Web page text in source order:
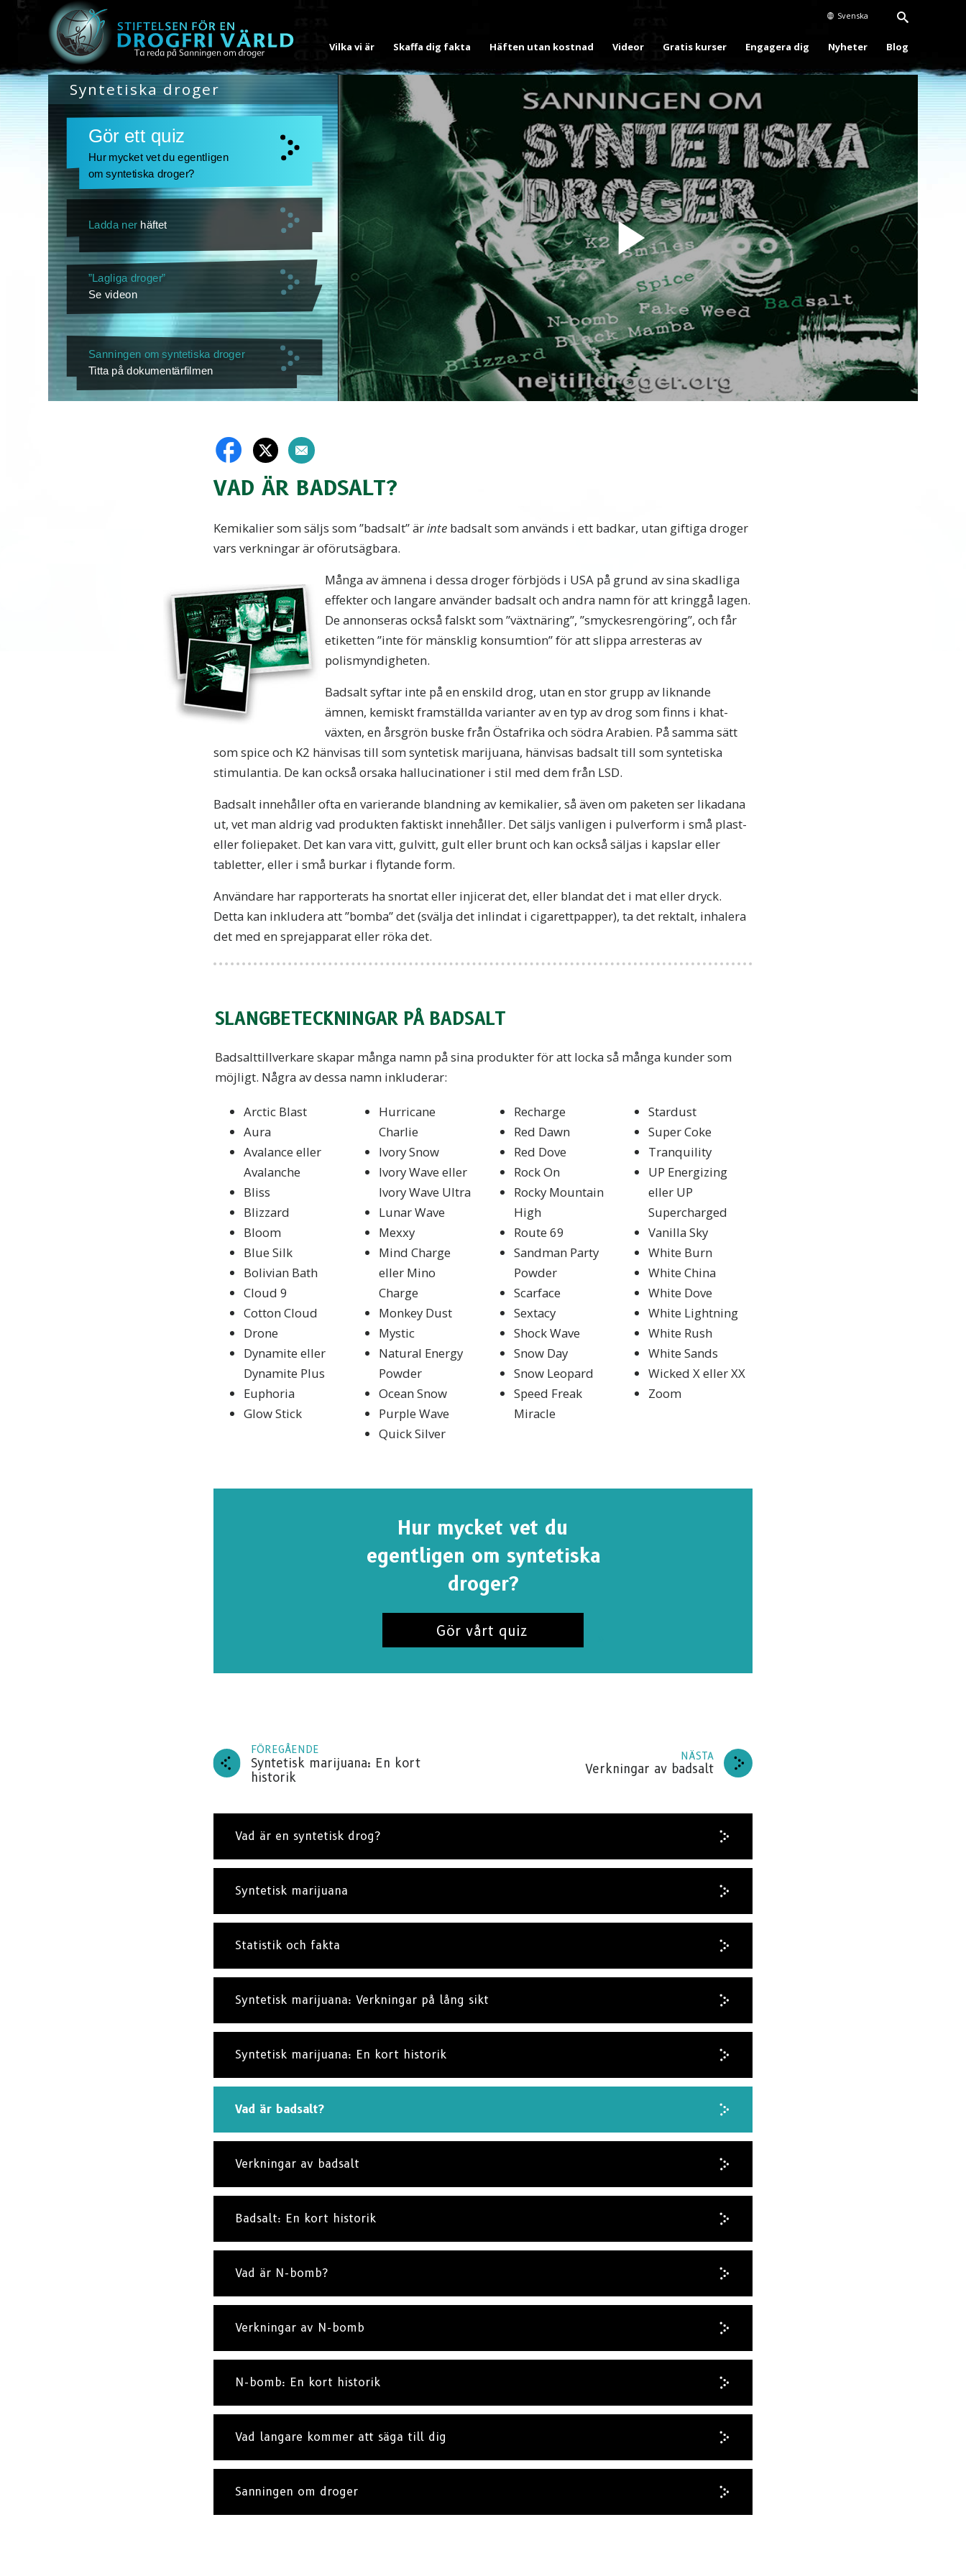
Svenska
Vilka vi är Skaffa dig fakta Häften utan kostnad Videor Gratis kurser Engagera dig Nyheter Blog
Play
Video
Syntetiska droger
Gör ett quiz
Hur mycket vet du egentligen
om syntetiska droger?
Ladda ner häftet
”Lagliga droger”
Se videon
Sanningen om syntetiska droger
Titta på dokumentärfilmen
VAD ÄR BADSALT?
Kemikalier som säljs som ”badsalt” ärinte badsalt som används i ett badkar, utan giftiga droger
vars verkningar är oförutsägbara.
Många av ämnena i dessa droger förbjöds i USA på grund av sina skadliga
effekter och langare använder badsalt och andra namn för att kringgå lagen.
De annonseras också falskt som ”växtnäring”, ”smyckesrengöring”, och får
etiketten ”inte för mänsklig konsumtion” för att slippa arresteras av
polismyndigheten.
Badsalt syftar inte på en enskild drog, utan en stor grupp av liknande
ämnen, kemiskt framställda varianter av en typ av drog som finns i khat-
växten, en årsgrön buske från Östafrika och södra Arabien. På samma sätt
som spice och K2 hänvisas till som syntetisk marijuana, hänvisas badsalt till som syntetiska
stimulantia. De kan också orsaka hallucinationer i stil med dem från LSD.
Badsalt innehåller ofta en varierande blandning av kemikalier, så även om paketen ser likadana
ut, vet man aldrig vad produkten faktiskt innehåller. Det säljs vanligen i pulverform i små plast-
eller foliepaket. Det kan vara vitt, gulvitt, gult eller brunt och kan också säljas i kapslar eller
tabletter, eller i små burkar i flytande form.
Användare har rapporterats ha snortat eller injicerat det, eller blandat det i mat eller dryck.
Detta kan inkludera att ”bomba” det (svälja det inlindat i cigarettpapper), ta det rektalt, inhalera
det med en sprejapparat eller röka det.
SLANGBETECKNINGAR PÅ BADSALT
Badsalttillverkare skapar många namn på sina produkter för att locka så många kunder som
möjligt. Några av dessa namn inkluderar:
Arctic Blast
Aura
Avalance eller
Avalanche
Bliss
Blizzard
Bloom
Blue Silk
Bolivian Bath
Cloud 9
Cotton Cloud
Drone
Dynamite eller
Dynamite Plus
Euphoria
Glow Stick
Hurricane
Charlie
Ivory Snow
Ivory Wave eller
Ivory Wave Ultra
Lunar Wave
Mexxy
Mind Charge
eller Mino
Charge
Monkey Dust
Mystic
Natural Energy
Powder
Ocean Snow
Purple Wave
Quick Silver
Recharge
Red Dawn
Red Dove
Rock On
Rocky Mountain
High
Route 69
Sandman Party
Powder
Scarface
Sextacy
Shock Wave
Snow Day
Snow Leopard
Speed Freak
Miracle
Stardust
Super Coke
Tranquility
UP Energizing
eller UP
Supercharged
Vanilla Sky
White Burn
White China
White Dove
White Lightning
White Rush
White Sands
Wicked X eller XX
Zoom
Hur mycket vet du
egentligen om syntetiska
droger?
Gör vårt quiz
FÖREGÅENDE
Syntetisk marijuana: En kort
historik
NÄSTA
Verkningar av badsalt
Vad är en syntetisk drog?
Syntetisk marijuana
Statistik och fakta
Syntetisk marijuana: Verkningar på lång sikt
Syntetisk marijuana: En kort historik
Vad är badsalt?
Verkningar av badsalt
Badsalt: En kort historik
Vad är N-bomb?
Verkningar av N-bomb
N-bomb: En kort historik
Vad langare kommer att säga till dig
Sanningen om droger
PRENUMERERA PÅ UPPDATERINGAR OCH SÄTT ATT HJÄLPA
Prenumerera påSanningen om droger-nyheternaoch få våra senaste
nyheter och uppdateringar i din inkorg.